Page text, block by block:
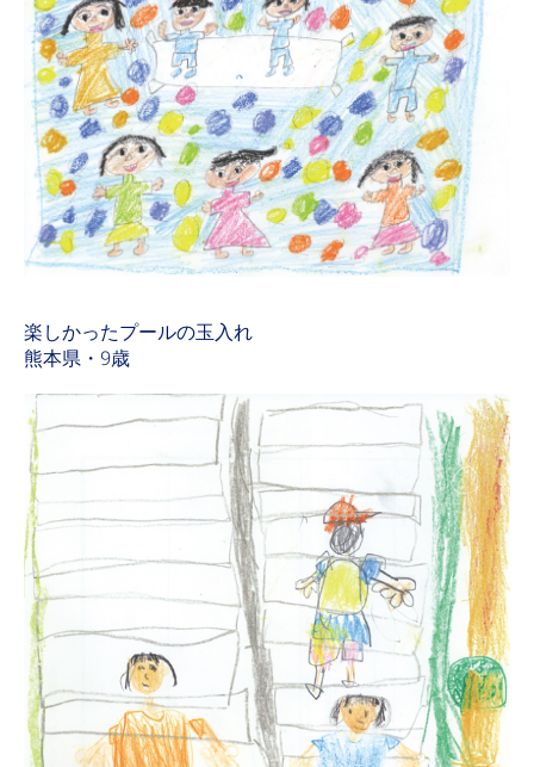
楽しかったプールの玉入れ
熊本県・9歳